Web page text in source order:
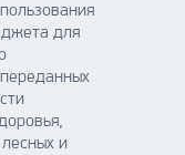
для
и